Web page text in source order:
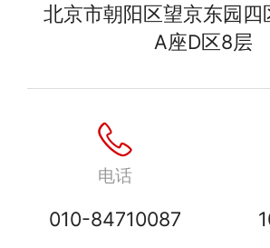
北京市朝阳区望京东园四
A座D区8层
电话
010-84710087